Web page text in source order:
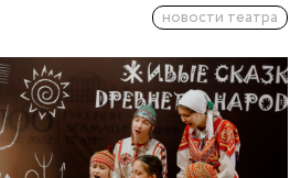
новости театра